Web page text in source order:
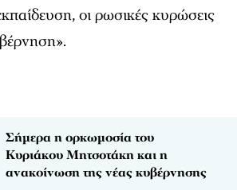
οι ρωσικές κυρώσεις
Σήμερα η ορκωμοσία του
Κυριάκου Μητσοτάκη και η
ανακοίνωση της νέας κυβέρνησης